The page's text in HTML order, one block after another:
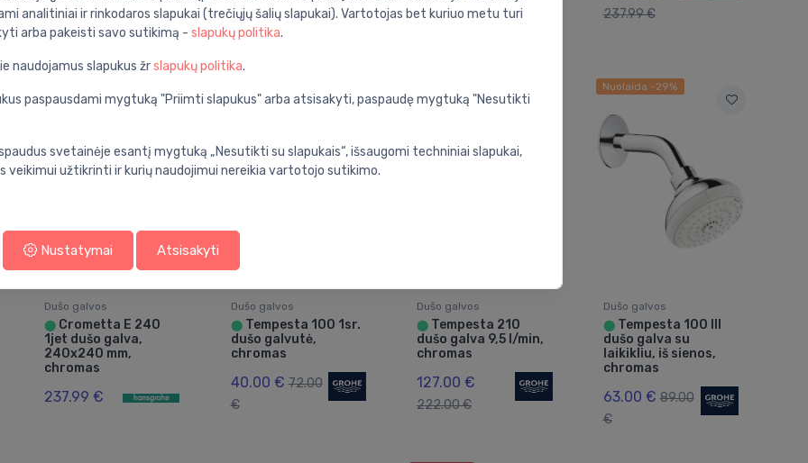
matinis
887.99 €
399.00 €
479.00 €
95.00 €
150.00
237.99 €
Dušo galvos
⬤ Crometta E 240
1jet dušo galva,
240x240 mm,
chromas
237.99 €
Dušo galvos
⬤Tempesta 100 1sr.
dušo galvutė,
chromas
40.00 € 72.00
€
Dušo galvos
⬤ Tempesta 210
dušo galva 9,5 l/min,
chromas
127.00 €
222.00 €
Nuolaida -29%
Dušo galvos
⬤Tempesta 100 III
dušo galva su
laikikliu, iš sienos,
chromas
63.00 € 89.00
€
analitiniai ir rinkodaros slapukai (trečiųjų šalių slapukai). Vartotojas bet kuriuo metu turi
arba pakeisti savo sutikimą - slapukų politika.
naudojamus slapukus žrslapukų politika.
paspausdami mygtuką "Priimti slapukus" arba atsisakyti, paspaudę mygtuką "Nesutikti
svetainėje esantį mygtuką „Nesutikti su slapukais“, išsaugomi techniniai slapukai,
veikimui užtikrinti ir kurių naudojimui nereikia vartotojo sutikimo.
Nustatymai Atsisakyti